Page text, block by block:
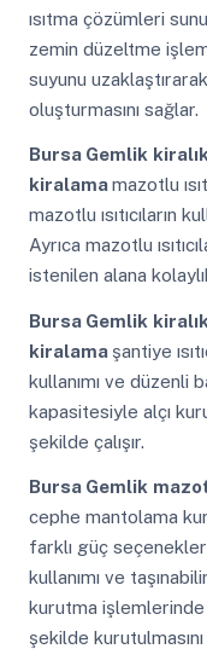
ısıtma çözümleri
zemin düzeltme
suyunu
oluşturmasını sağlar.
Bursa Gemlik
kiralamamazotlu
mazotlu ısıtıcıların
Ayrıca mazotlu
istenilen alana
Bursa Gemlik
kiralama şantiye
kullanımı ve düzenli
kapasitesiyle alçı
şekilde çalışır.
Bursa Gemlik
cephe mantolama
farklı güç seçenekleri
kullanımı ve
kurutma işlemlerinde
şekilde